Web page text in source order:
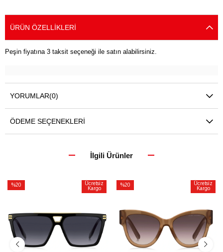
ÜRÜN ÖZELLIKLERI
Peşin fiyatına 3 taksit seçeneği ile satın alabilirsiniz.
YORUMLAR(0)
ÖDEME SEÇENEKLERI
İlgili Ürünler
%20
Ücretsiz
Kargo
%20
Ücretsiz
Kargo